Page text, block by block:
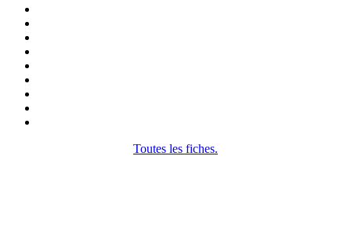
Toutes les fiches.